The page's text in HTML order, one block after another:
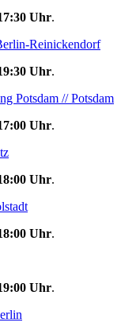
Uhr.
Reinickendorf
Uhr.
Potsdam // Potsdam
Uhr.
Uhr.
Uhr.
Uhr.